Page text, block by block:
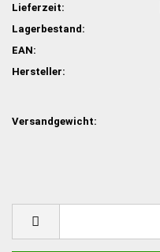
Lieferzeit:
Lagerbestand:
EAN:
Hersteller:
Versandgewicht: